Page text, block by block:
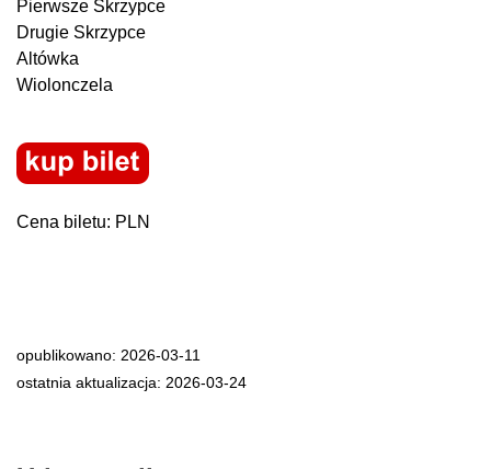
Pierwsze Skrzypce
Drugie Skrzypce
Altówka
Wiolonczela
Cena biletu: PLN
opublikowano: 2026-03-11
ostatnia aktualizacja: 2026-03-24